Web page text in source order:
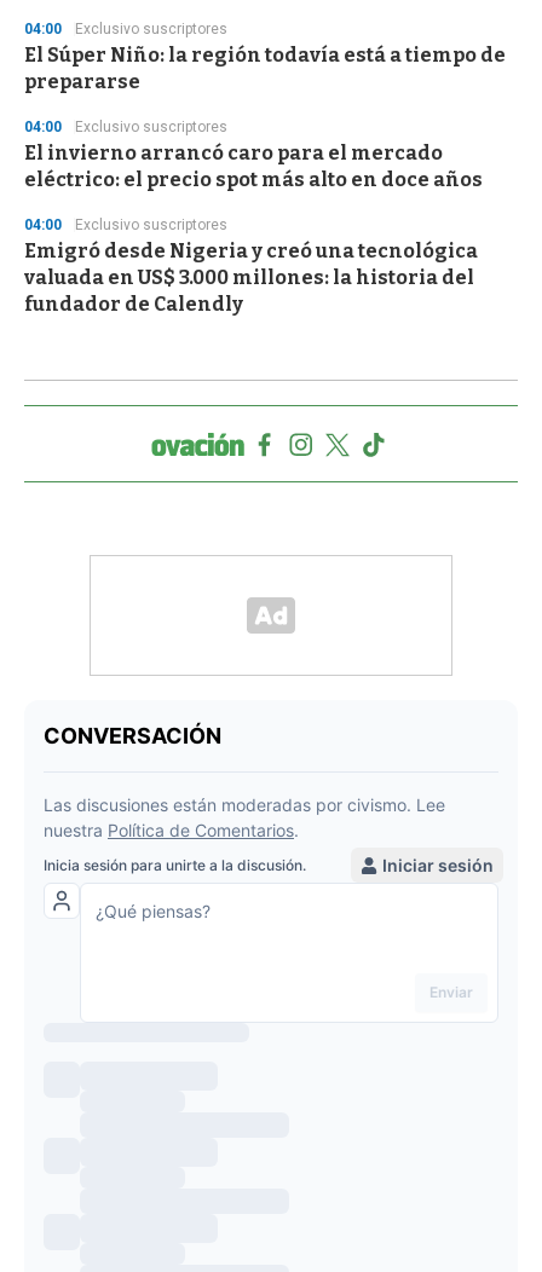
04:00 Exclusivo suscriptores
El Súper Niño: la región todavía está a tiempo de
prepararse
04:00 Exclusivo suscriptores
El invierno arrancó caro para el mercado
eléctrico: el precio spot más alto en doce años
04:00 Exclusivo suscriptores
Emigró desde Nigeria y creó una tecnológica
valuada en US$ 3.000 millones: la historia del
fundador de Calendly